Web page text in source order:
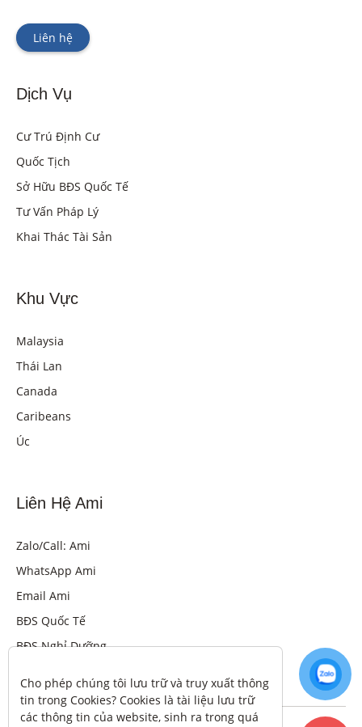
Liên hệ
Dịch Vụ
Cư Trú Định Cư
Quốc Tịch
Sở Hữu BĐS Quốc Tế
Tư Vấn Pháp Lý
Khai Thác Tài Sản
Khu Vực
Malaysia
Thái Lan
Canada
Caribeans
Úc
Liên Hệ Ami
Zalo/Call: Ami
WhatsApp Ami
Email Ami
BĐS Quốc Tế
BĐS Nghỉ Dưỡng
Cho phép chúng tôi lưu trữ và truy xuất thông
tin trong Cookies? Cookies là tài liệu lưu trữ
các thông tin của website, sinh ra trong quá